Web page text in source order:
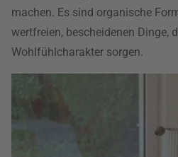
machen. Es sind organische
wertfreien, bescheidenen Dinge,
Wohlfühlcharakter sorgen.